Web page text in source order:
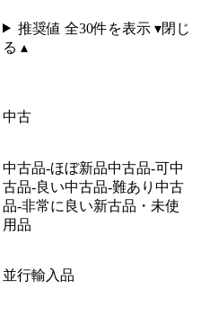
推奨値 全30件を表示 ▾閉じ
る ▴
中古
中古品-ほぼ新品中古品-可中
古品-良い中古品-難あり 中古
品-非常に良い新古品・未使
用品
並行輸入品